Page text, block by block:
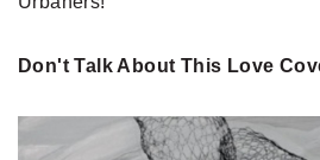
Don't Talk About This Love